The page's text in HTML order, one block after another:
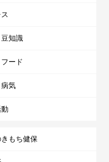
知識
ード
気
もち健保